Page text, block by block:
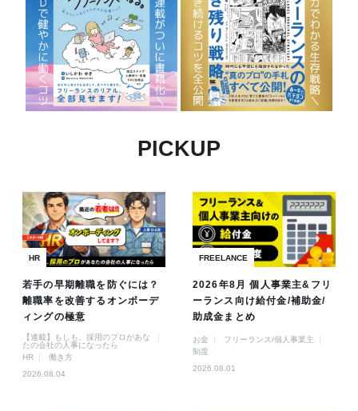
PICKUP
HR
若手の早期離職を防ぐには？
離職率を改善するオンボーデ
ィングの極意
【連載】もしも、採用のプロがあな
たの会社の人事になったら
HR
働き方
2026.08.04
FREELANCE
2026年8月 個人事業主&フリ
ーランス向け給付金/補助金/
助成金まとめ
お金
フリーランス/個人事業主
制度
2026.08.01